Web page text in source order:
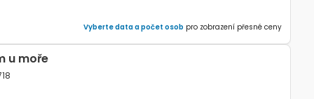
Vyberte data a počet osob pro zobrazení přesné ceny
u moře